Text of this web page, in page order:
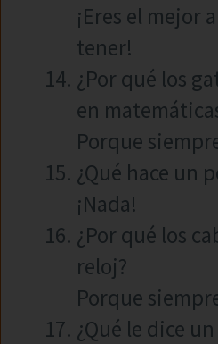
¡Eres el mejor
tener!
¿Por qué los
en
Porque
¿Qué hace un
¡Nada!
¿Por qué los
reloj?
Porque
¿Qué le dice